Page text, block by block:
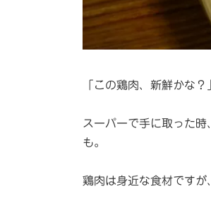
「この鶏肉、新鮮かな？
スーパーで手に取った
も。
鶏肉は身近な食材ですが